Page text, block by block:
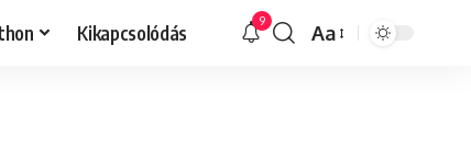
Kikapcsolódás 9
Font
Aa